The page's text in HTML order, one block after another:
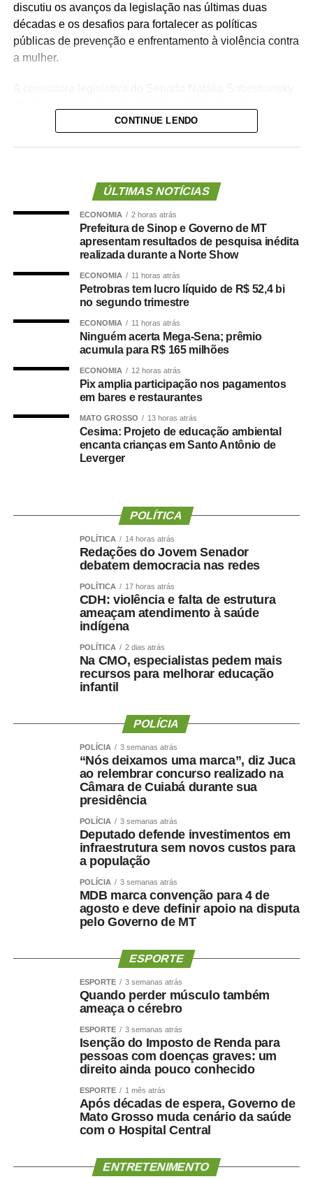
discutiu os avanços da legislação nas últimas duas
décadas e os desafios para fortalecer as políticas
públicas de prevenção e enfrentamento à violência contra
a mulher.
agressor utiliza uma terceira pessoa, como um filho ou
foi aprovada pelo Senado em março e
— Uma das grandes modificações de 2026 foi trazer a
violência vicária entre os tipos de violência contra a
mulher no âmbito doméstico e familiar. O que é a
violência vicária? É quando o agressor se vale de uma
terceira pessoa para atingir a mulher. Muitas vezes o
agressor não alcança aquela mulher que já está
protegida com medidas protetivas, mas continua
acessando os filhos em comum, a sogra. O direito
tradicional olhava para isso — quando um pai matava o
filho para atingir a mulher — como uma violência que se
esgotava no filho. Mas foi preciso perguntar para a mulher
para nós vermos uma vítima que estava sendo
negligenciada e não estava sendo vista — afirmou.
Penha. Ao comentar a construção histórica do direito,
Natália afirmou que parte das leis brasileiras incorporou
perspectivas masculinas como padrão.
— Se foram os homens que estabeleceram os
pressupostos do que hoje nós entendemos como a base
do direito, será que não foram as experiências
masculinas aquelas alçadas à categoria de regra geral e
aplicada a todas as demais experiências?
Interesse público
Segundo a advogada-geral do Senado, Gabrielle Tatih
Pereira, dados do Anuário Brasileiro de Segurança
Pública mostram queda nas mortes intencionais no
Brasil, mas também indicam que a violência de gênero
continua crescendo “em patamares assustadores”.
Para ela, a Lei Maria da Penha ajudou na compreensão
de que a violência doméstica e familiar não é uma
questão privada, mas sim de interesse público e de
direitos humanos, o que a torna uma questão
fundamental para a democracia no país.
— A Lei Maria da Penha institucionaliza um sistema
integrado de proteção, que envolve não só um arcabouço
institucionais de ação, que envolve também a assistência
grandes avanços nesses 20 anos de institucionalização,
de implementação de políticas públicas, mas temos
também que compreender que são necessários muitos
avanços, ainda — disse.
Desafios
A diretora-geral do Senado, Ilana Trombka, afirmou que o
sistema de proteção à mulher no país é fruto da Lei Maria
— Esse sistema começa com a Lei Maria da Penha.
CONTINUE LENDO
ÚLTIMAS NOTÍCIAS
ECONOMIA 2 horas atrás
Prefeitura de Sinop e Governo de MT
apresentam resultados de pesquisa inédita
realizada durante a Norte Show
ECONOMIA 11 horas atrás
Petrobras tem lucro líquido de R$ 52,4 bi
no segundo trimestre
ECONOMIA 11 horas atrás
Ninguém acerta Mega-Sena; prêmio
acumula para R$ 165 milhões
ECONOMIA 12 horas atrás
Pix amplia participação nos pagamentos
em bares e restaurantes
MATO GROSSO 13 horas atrás
Cesima: Projeto de educação ambiental
encanta crianças em Santo Antônio de
Leverger
POLÍTICA
POLÍTICA 14 horas atrás
Redações do Jovem Senador
debatem democracia nas redes
POLÍTICA 17 horas atrás
CDH: violência e falta de estrutura
ameaçam atendimento à saúde
indígena
POLÍTICA 2 dias atrás
Na CMO, especialistas pedem mais
recursos para melhorar educação
infantil
POLÍCIA
POLÍCIA 3 semanas atrás
“Nós deixamos uma marca”, diz Juca
ao relembrar concurso realizado na
Câmara de Cuiabá durante sua
presidência
POLÍCIA 3 semanas atrás
Deputado defende investimentos em
infraestrutura sem novos custos para
a população
POLÍCIA 3 semanas atrás
MDB marca convenção para 4 de
agosto e deve definir apoio na disputa
pelo Governo de MT
ESPORTE
ESPORTE 3 semanas atrás
Quando perder músculo também
ameaça o cérebro
ESPORTE 3 semanas atrás
Isenção do Imposto de Renda para
pessoas com doenças graves: um
direito ainda pouco conhecido
ESPORTE 1 mês atrás
Após décadas de espera, Governo de
Mato Grosso muda cenário da saúde
com o Hospital Central
ENTRETENIMENTO